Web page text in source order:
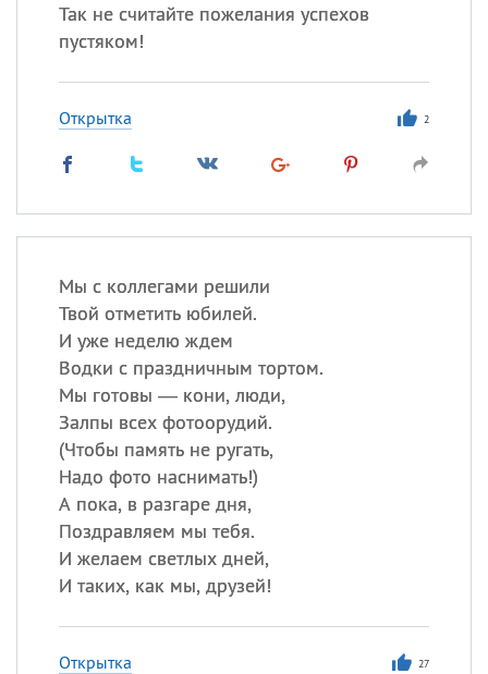
Так не считайте пожелания успехов
пустяком!
Открытка 2
Мы с коллегами решили
Твой отметить юбилей.
И уже неделю ждем
Водки с праздничным тортом.
Мы готовы — кони, люди,
Залпы всех фотоорудий.
(Чтобы память не ругать,
Надо фото наснимать!)
А пока, в разгаре дня,
Поздравляем мы тебя.
И желаем светлых дней,
И таких, как мы, друзей!
Открытка 27